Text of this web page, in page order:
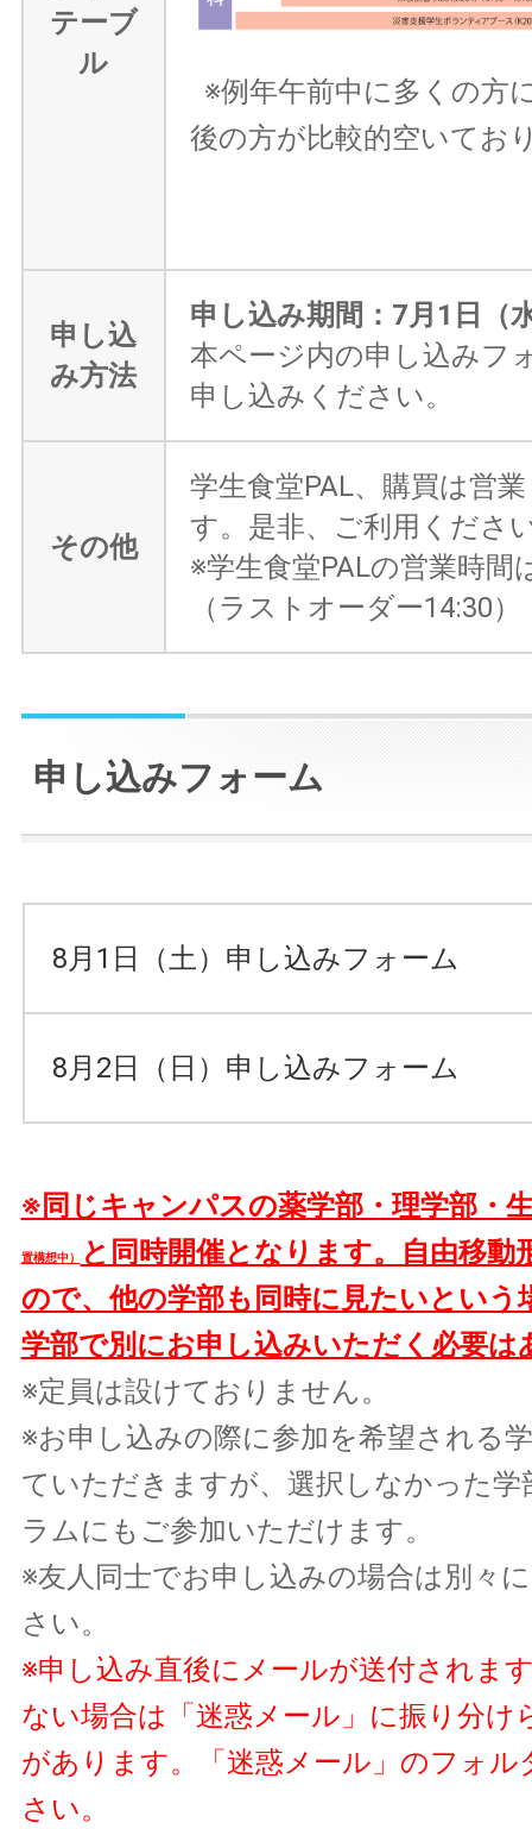
テーブ
ル
※例年午前中に多くの方
後の方が比較的空いてお
申し込
み方法
申し込み期間：7月1日（
本ページ内の申し込みフ
申し込みください。
その他
学生食堂PAL、購買は営
す。是非、ご利用くださ
※学生食堂PALの営業時間
（ラストオーダー14:30）
申し込みフォーム
8月1日（土）申し込みフォーム
8月2日（日）申し込みフォーム
※同じキャンパスの薬学部・理学部・
置構想中）
と同時開催となります。自由移動
ので、他の学部も同時に見たいという
学部で別にお申し込みいただく必要は
※定員は設けておりません。
※お申し込みの際に参加を希望される
ていただきますが、選択しなかった学
ラムにもご参加いただけます。
※友人同士でお申し込みの場合は別々
さい。
※申し込み直後にメールが送付されま
ない場合は「迷惑メール」に振り分け
があります。「迷惑メール」のフォル
さい。